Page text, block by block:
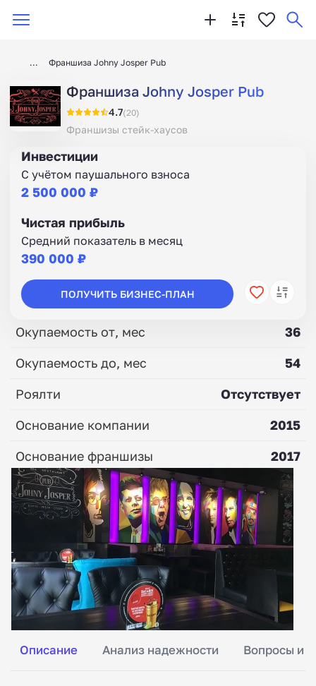
Франшиза Johny Josper Pub
Франшиза Johny Josper Pub
4.7(20)
Франшизы стейк-хаусов
Описание Анализ надежности Вопросы и
Инвестиции
С учётом паушального взноса
2 500 000 ₽
Чистая прибыль
Средний показатель в месяц
390 000 ₽
ПОЛУЧИТЬ БИЗНЕС-ПЛАН
Окупаемость от, мес
36
Окупаемость до, мес
54
Роялти
Отсутствует
Основание компании
2015
Основание франшизы
2017